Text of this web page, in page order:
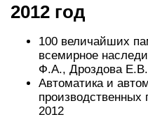
2012 год
100 величайших
всемирное
Ф.А., Дроздова
Автоматика и
2012